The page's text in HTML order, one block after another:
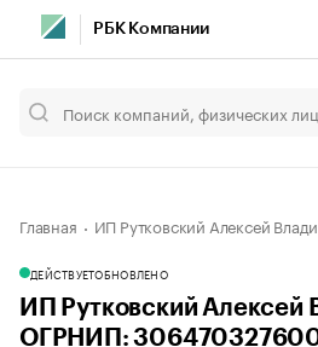
РБК Компании
Главная ИП Рутковский Алексей
ДЕЙСТВУЕТОБНОВЛЕНО
ИП Рутковский
ОГРНИП: